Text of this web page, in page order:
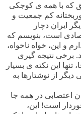
که با همه ی کوجکی
کم جمعیت و
ایران دچار
است، بنویسم که
و این، خواه ناخواه،
برخی نتیجه گیری
تنها این نکته ی بسیار
از نوشتارها به
اعتصابی در همه جا
است! این،